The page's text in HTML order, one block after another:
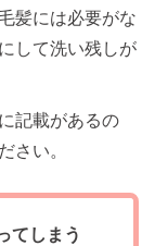
髪には必要がな
して洗い残しが
記載があるの
さい。
てしまう